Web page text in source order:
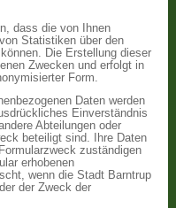
dass die von Ihnen
Statistiken über den
Die Erstellung dieser
Zwecken und erfolgt in
Form.
Daten werden
Einverständnis
Abteilungen oder
beteiligt sind. Ihre Daten
zuständigen
erhobenen
wenn die Stadt Barntrup
der Zweck der